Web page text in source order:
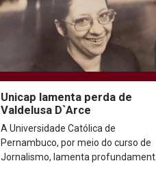
Unicap lamenta perda de
Valdelusa D`Arce
A Universidade Católica de
Pernambuco, por meio do curso de
Jornalismo, lamenta profundamente